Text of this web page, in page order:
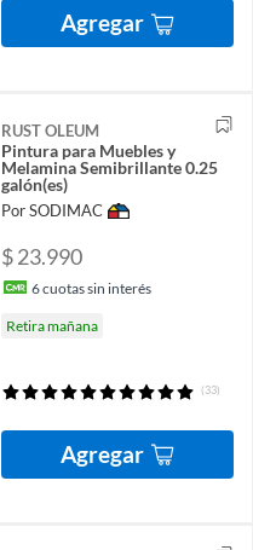
Agregar
RUST OLEUM
Pintura para Muebles y
Melamina Semibrillante 0.25
galón(es)
Por SODIMAC
$ 23.990
6cuotas sin interés
Retira mañana
(33)
Agregar